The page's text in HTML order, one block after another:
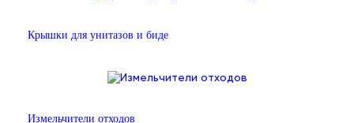
Крышки для унитазов и биде
Измельчители отходов